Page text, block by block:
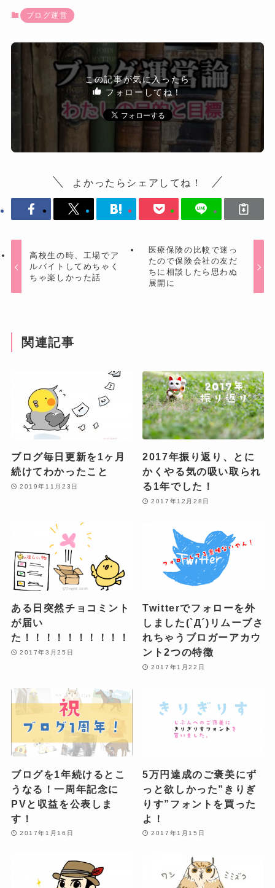
ブログ運営
この記事が気に入ったら
フォローしてね！
よかったらシェアしてね！
高校生の時、工場でア
ルバイトしてめちゃく
ちゃ楽しかった話
医療保険の比較で迷っ
たので保険会社の友だ
ちに相談したら思わぬ
展開に
関連記事
ブログ毎日更新を1ヶ月
続けてわかったこと
2019年11月23日
2017年振り返り、とに
かくやる気の吸い取られ
る1年でした！
2017年12月28日
ある日突然チョコミント
が届い
た！！！！！！！！！！
2017年3月25日
Twitterでフォローを外
しました(`Д´)リムーブさ
れちゃうブロガーアカウ
ント2つの特徴
2017年1月22日
ブログを1年続けるとこ
うなる！一周年記念に
PVと収益を公表しま
す！
2017年1月16日
5万円達成のご褒美にず
っと欲しかった”きりぎ
りす”フォントを買った
よ！
2017年1月15日